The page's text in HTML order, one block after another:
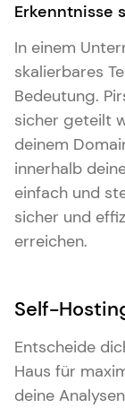
Erkenntnisse
In einem
skalierbares
Bedeutung.
sicher geteilt
deinem
innerhalb
einfach und
sicher und
erreichen.
Self-
Entscheide
Haus für
deine